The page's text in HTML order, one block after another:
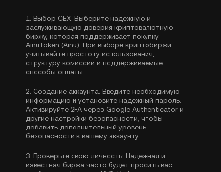
1. Выбор CEX: Выберите надежную и
заслуживающую доверия криптовалютную
биржу, которая поддерживает покупку
AinuToken (Ainu). При выборе криптобиржи
учитывайте простоту использования,
структуру комиссии и поддерживаемые
способы оплаты.
2. Создание аккаунта: Введите необходимую
информацию и установите надежный пароль.
Активируйте 2FA через Google Authenticator и
другие настройки безопасности, чтобы
добавить дополнительный уровень
безопасности к вашему аккаунту.
3. Проверьте свою личность: Надежная и
известная биржа часто будет просить вас